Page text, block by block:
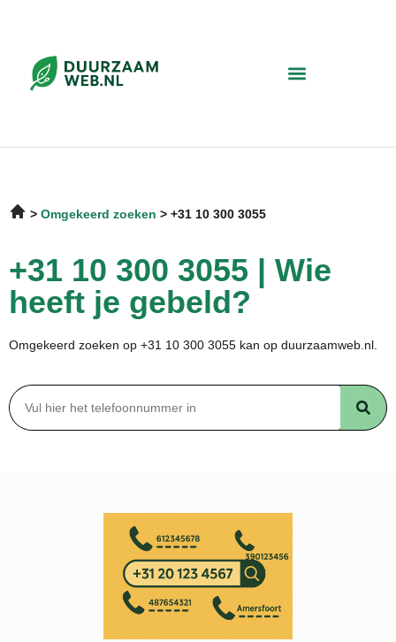
Omgekeerd zoeken +31 10 300 3055
+31 10 300 3055 | Wie
heeft je gebeld?
Omgekeerd zoeken op +31 10 300 3055 kan op duurzaamweb.nl.